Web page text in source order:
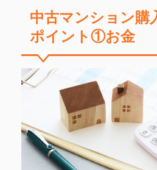
中古マンション購
ポイント①お金